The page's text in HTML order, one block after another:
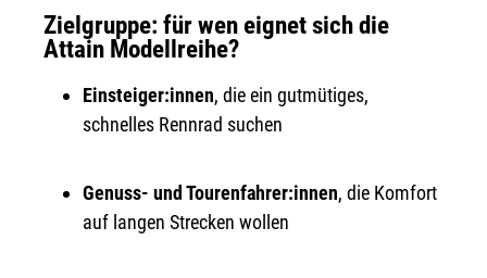
Zielgruppe: für wen eignet sich die
Attain Modellreihe?
Einsteiger:innen, die ein gutmütiges,
schnelles Rennrad suchen
Genuss- und Tourenfahrer:innen, die Komfort
auf langen Strecken wollen